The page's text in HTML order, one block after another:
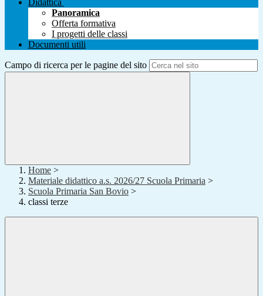
Didattica
Panoramica
Offerta formativa
I progetti delle classi
Documenti utili
Campo di ricerca per le pagine del sito
Home >
Materiale didattico a.s. 2026/27 Scuola Primaria >
Scuola Primaria San Bovio >
classi terze